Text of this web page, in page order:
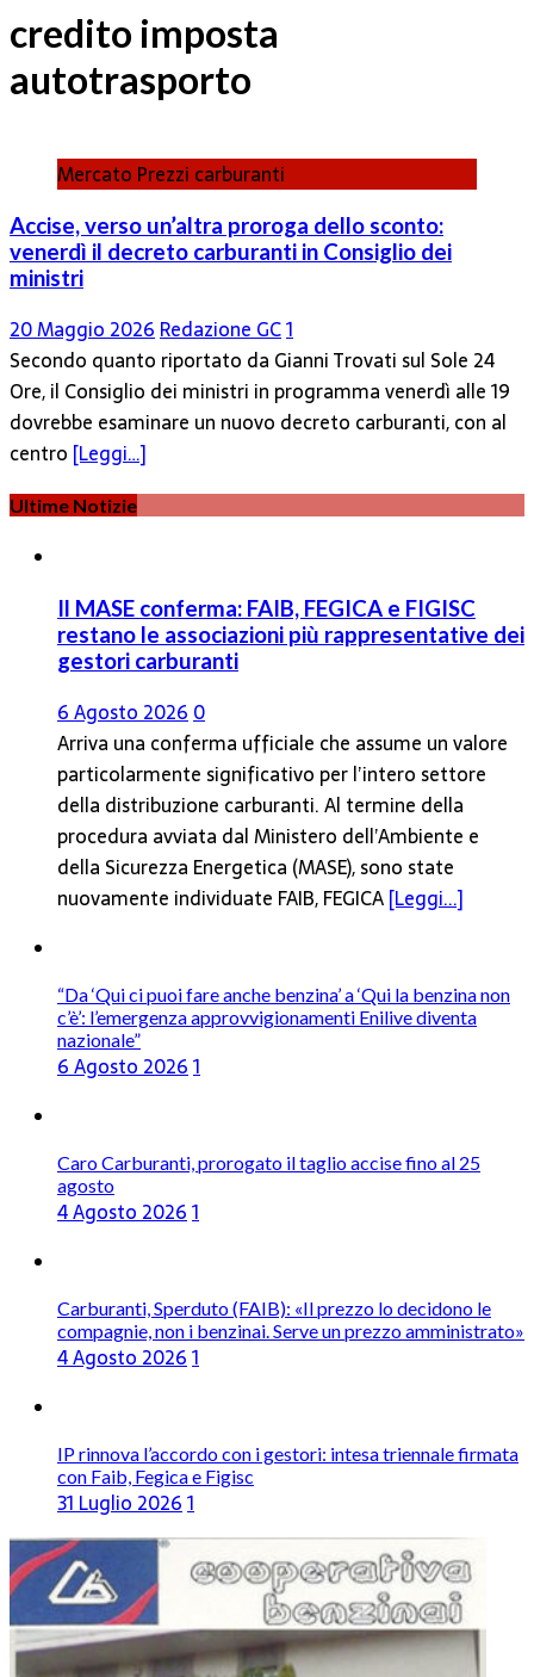
credito imposta
autotrasporto
Mercato Prezzi carburanti
Accise, verso un’altra proroga dello sconto:
venerdì il decreto carburanti in Consiglio dei
ministri
20 Maggio 2026 Redazione GC1
Secondo quanto riportato da Gianni Trovati sul Sole 24
Ore, il Consiglio dei ministri in programma venerdì alle 19
dovrebbe esaminare un nuovo decreto carburanti, con al
centro [Leggi…]
Ultime Notizie
Il MASE conferma: FAIB, FEGICA e FIGISC
restano le associazioni più rappresentative dei
gestori carburanti
6 Agosto 2026 0
Arriva una conferma ufficiale che assume un valore
particolarmente significativo per l’intero settore
della distribuzione carburanti. Al termine della
procedura avviata dal Ministero dell’Ambiente e
della Sicurezza Energetica (MASE), sono state
nuovamente individuate FAIB, FEGICA[Leggi...]
“Da ‘Qui ci puoi fare anche benzina’ a ‘Qui la benzina non
c’è’: l’emergenza approvvigionamenti Enilive diventa
nazionale”
6 Agosto 20261
Caro Carburanti, prorogato il taglio accise fino al 25
agosto
4 Agosto 20261
Carburanti, Sperduto (FAIB): «Il prezzo lo decidono le
compagnie, non i benzinai. Serve un prezzo amministrato»
4 Agosto 20261
IP rinnova l’accordo con i gestori: intesa triennale firmata
con Faib, Fegica e Figisc
31 Luglio 20261